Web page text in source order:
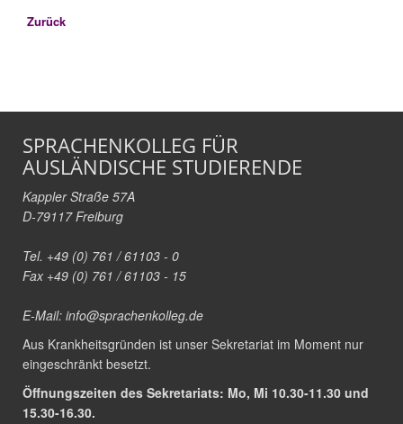
Zurück
SPRACHENKOLLEG FÜR
AUSLÄNDISCHE STUDIERENDE
Kappler Straße 57A
D-79117 Freiburg
Tel. +49 (0) 761 / 61103 - 0
Fax +49 (0) 761 / 61103 - 15
E-Mail: info@sprachenkolleg.de
Aus Krankheitsgründen ist unser Sekretariat im Moment nur
eingeschränkt besetzt.
Öffnungszeiten des Sekretariats: Mo, Mi 10.30-11.30 und
15.30-16.30.